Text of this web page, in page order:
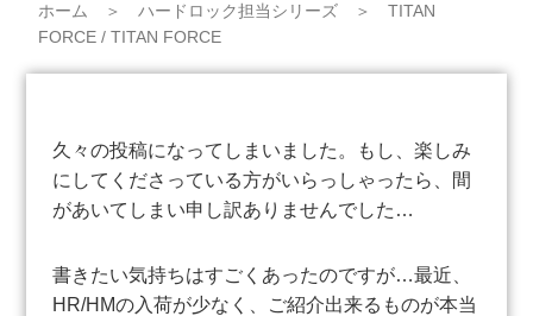
ホーム ＞ ハードロック担当シリーズ ＞
TITAN
FORCE / TITAN FORCE
久々の投稿になってしまいました。もし、楽しみ
にしてくださっている方がいらっしゃったら、間
があいてしまい申し訳ありませんでした…
書きたい気持ちはすごくあったのですが…最近、
HR/HMの入荷が少なく、ご紹介出来るものが本当